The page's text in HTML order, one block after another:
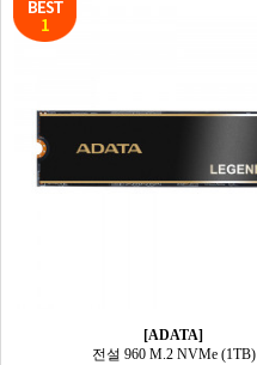
[ADATA]
전설 960 M.2 NVMe (1TB)